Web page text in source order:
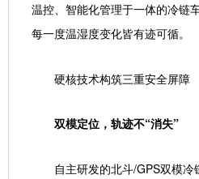
温控、智能化管理于一体的冷链
每一度温湿度变化皆有迹可循。
硬核技术构筑三重安全屏障
双模定位，轨迹不“消失”
自主研发的北斗/GPS双模